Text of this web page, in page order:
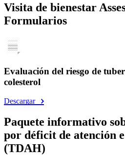
Visita de bienestar
Formularios
Evaluación del riesgo de
colesterol
Descargar
Paquete informativo
por déficit de atención
(TDAH)